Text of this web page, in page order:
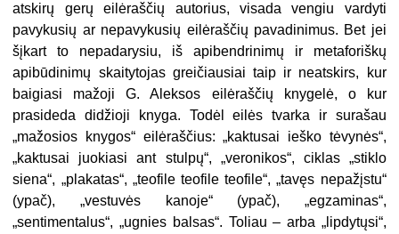
atskirų gerų ei­lėraščių autorius, visada vengiu var­dyti
pavykusių ar nepavykusių eilė­raščių pavadinimus. Bet jei
šįkart to nepadarysiu, iš apibendrinimų ir me­taforiškų
apibūdinimų skaitytojas grei­čiausiai taip ir neatskirs, kur
baigiasi mažoji G. Aleksos eilėraščių knygelė, o kur
prasideda didžioji knyga. Todėl ei­lės tvarka ir surašau
„mažosios kny­gos“ eilėraščius: „kaktusai ieško tėvy­nės“,
„kaktusai juokiasi ant stulpų“, „ve­ronikos“, ciklas „stiklo
siena“, „plaka­tas“, „teofile teofile teofile“, „tavęs nepa­žįstu“
(ypač), „vestuvės kanoje“ (ypač), „egzaminas“,
„sentimentalus“, „ugnies balsas“. Toliau – arba „lipdytųsi“,